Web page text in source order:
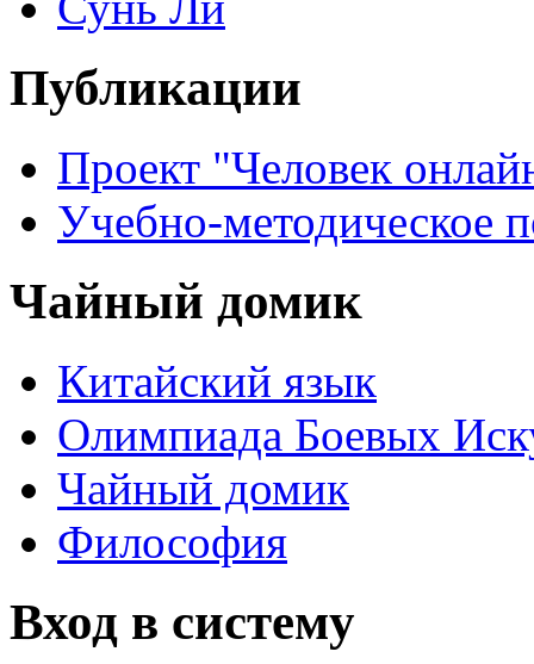
Публикации
Проект "Человек
Учебно-методическое
Чайный домик
Китайский язык
Олимпиада Боевых
Чайный домик
Философия
Вход в систему